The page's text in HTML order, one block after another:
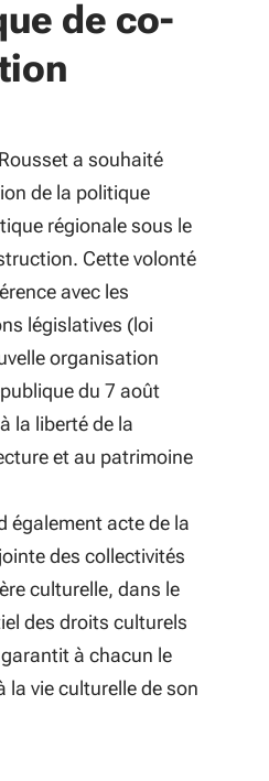
de co-
a souhaité
de la politique
régionale sous le
Cette volonté
avec les
législatives (loi
organisation
du 7 août
la liberté de la
et au patrimoine
également acte de la
des collectivités
culturelle, dans le
des droits culturels
à chacun le
la vie culturelle de son